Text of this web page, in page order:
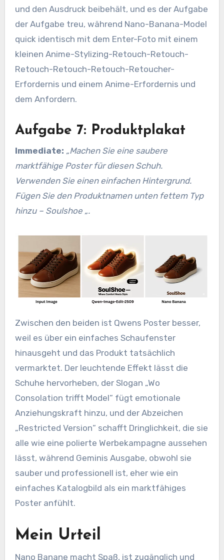
und den Ausdruck beibehält, und es der Aufgabe
der Aufgabe treu, während Nano-Banana-Model
quick identisch mit dem Enter-Foto mit einem
kleinen Anime-Stylizing-Retouch-Retouch-
Retouch-Retouch-Retouch-Retoucher-
Erfordernis und einem Anime-Erfordernis und
dem Anfordern.
Aufgabe 7: Produktplakat
Immediate: „Machen Sie eine saubere
marktfähige Poster für diesen Schuh.
Verwenden Sie einen einfachen Hintergrund.
Fügen Sie den Produktnamen unten fettem Typ
hinzu – Soulshoe „.
Zwischen den beiden ist Qwens Poster besser,
weil es über ein einfaches Schaufenster
hinausgeht und das Produkt tatsächlich
vermarktet. Der leuchtende Effekt lässt die
Schuhe hervorheben, der Slogan „Wo
Consolation trifft Model“ fügt emotionale
Anziehungskraft hinzu, und der Abzeichen
„Restricted Version“ schafft Dringlichkeit, die sie
alle wie eine polierte Werbekampagne aussehen
lässt, während Geminis Ausgabe, obwohl sie
sauber und professionell ist, eher wie ein
einfaches Katalogbild als ein marktfähiges
Poster anfühlt.
Mein Urteil
Nano Banane macht Spaß, ist zugänglich und